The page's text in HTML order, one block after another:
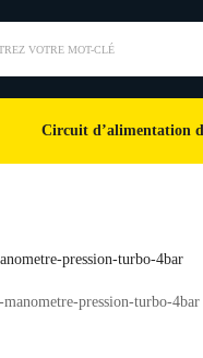
VOTRE MOT-CLÉ
Circuit d’alimentation